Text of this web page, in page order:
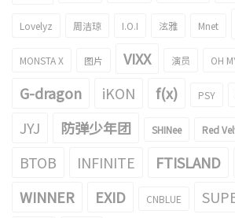
Lovelyz 周洁琼 I.O.I 泫雅 Mnet
MONSTA X 图片 VIXX 演员 OH
G-dragon iKON f(x) PSY
JYJ 防弹少年团 SHINee Red
BTOB INFINITE FTISLAND
WINNER
EXID CNBLUE